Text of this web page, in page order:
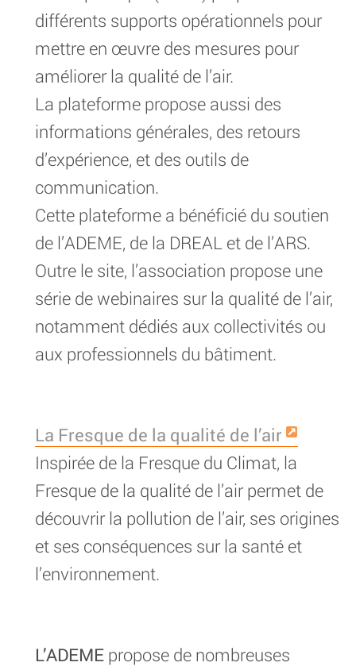
différents supports opérationnels pour
mettre en œuvre des mesures pour
améliorer la qualité de l’air.
La plateforme propose aussi des
informations générales, des retours
d’expérience, et des outils de
communication.
Cette plateforme a bénéficié du soutien
de l’ADEME, de la DREAL et de l’ARS.
Outre le site, l’association propose une
série de webinaires sur la qualité de l’air,
notamment dédiés aux collectivités ou
aux professionnels du bâtiment.
La Fresque de la qualité de l’air
Inspirée de la Fresque du Climat, la
Fresque de la qualité de l’air permet de
découvrir la pollution de l’air, ses origines
et ses conséquences sur la santé et
l’environnement.
L’ADEME propose de nombreuses